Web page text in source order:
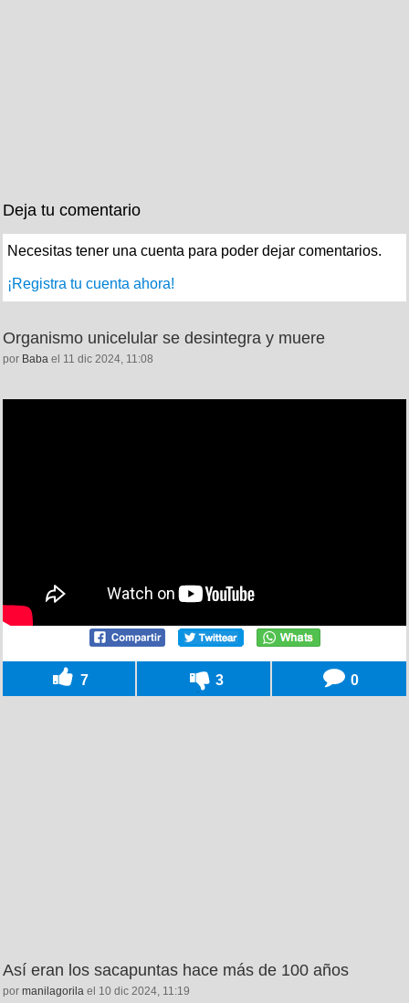
Deja tu comentario
Necesitas tener una cuenta para poder dejar comentarios.
¡Registra tu cuenta ahora!
Organismo unicelular se desintegra y muere
por Baba el 11 dic 2024, 11:08
7 3 0
Así eran los sacapuntas hace más de 100 años
por manilagorila el 10 dic 2024, 11:19